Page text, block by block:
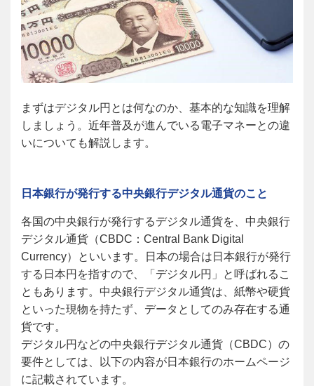
まずはデジタル円とは何なのか、基本的な知識を理解
しましょう。近年普及が進んでいる電子マネーとの違
いについても解説します。
日本銀行が発行する中央銀行デジタル通貨のこと
各国の中央銀行が発行するデジタル通貨を、中央銀行
デジタル通貨（CBDC：Central Bank Digital
Currency）といいます。日本の場合は日本銀行が発行
する日本円を指すので、「デジタル円」と呼ばれるこ
ともあります。中央銀行デジタル通貨は、紙幣や硬貨
といった現物を持たず、データとしてのみ存在する通
貨です。
デジタル円などの中央銀行デジタル通貨（CBDC）の
要件としては、以下の内容が日本銀行のホームページ
に記載されています。